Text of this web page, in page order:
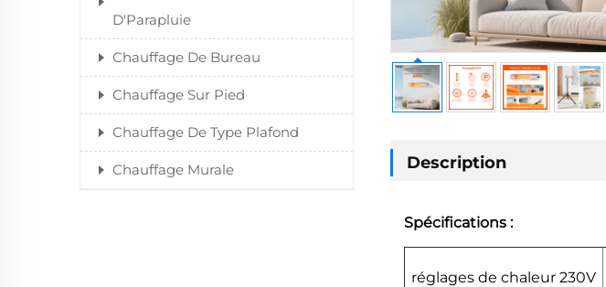
D'Parapluie
Chauffage De Bureau
Chauffage Sur Pied
Chauffage De Type Plafond
Chauffage Murale Description
Spécifications :
réglages de chaleur 230V